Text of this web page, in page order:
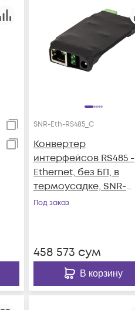
SNR-Eth-RS485_C
Конвертер
интерфейсов RS485 -
Ethernet, без БП, в
термоусадке, SNR-
Eth-RS485_C
Под заказ
458 573 сум
В корзину